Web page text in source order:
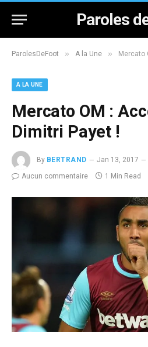
Paroles
ParolesDeFoot » A la Une » Mercato
A LA UNE
Mercato OM :
Dimitri Payet !
By BERTRAND Jan 13, 2017
Aucun commentaire
1 Min Read